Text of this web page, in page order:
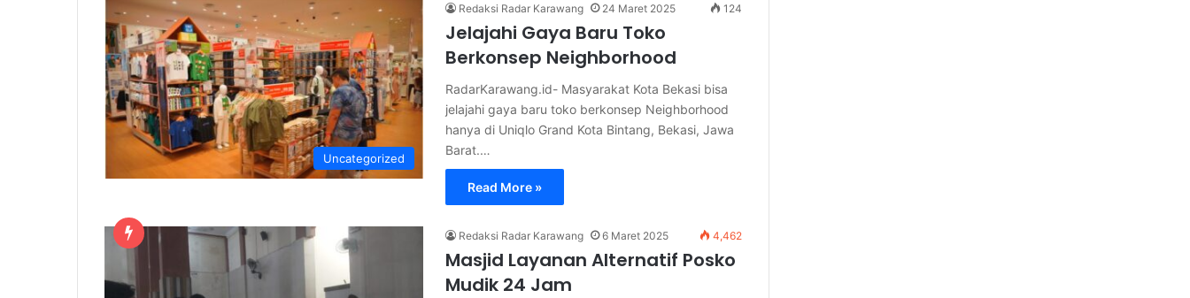
Uncategorized
Redaksi Radar Karawang 24 Maret 2025 124
Jelajahi Gaya Baru Toko
Berkonsep Neighborhood
RadarKarawang.id- Masyarakat Kota Bekasi bisa
jelajahi gaya baru toko berkonsep Neighborhood
hanya di Uniqlo Grand Kota Bintang, Bekasi, Jawa
Barat.…
Read More »
Redaksi Radar Karawang 6 Maret 2025 4,462
Masjid Layanan Alternatif Posko
Mudik 24 Jam